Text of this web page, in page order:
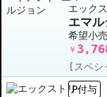
エック
エマ
希望小
￥
[スペ
P付与